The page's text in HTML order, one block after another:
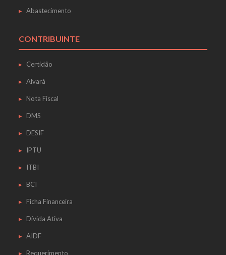
Abastecimento
CONTRIBUINTE
Certidão
Alvará
Nota Fiscal
DMS
DESIF
IPTU
ITBI
BCI
Ficha Financeira
Dívida Ativa
AIDF
Requerimento